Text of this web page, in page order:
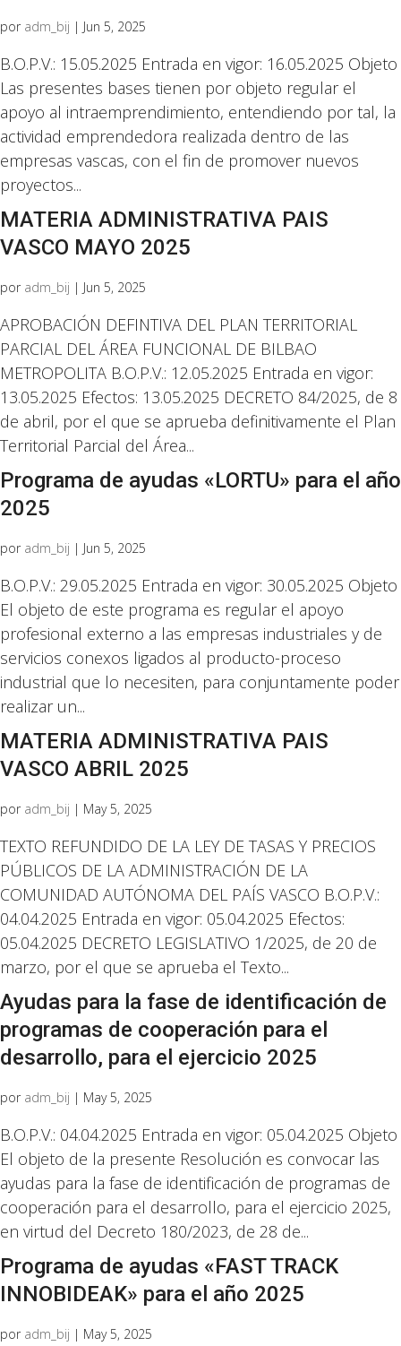
por adm_bij | Jun 5, 2025
B.O.P.V.: 15.05.2025 Entrada en vigor: 16.05.2025 Objeto
Las presentes bases tienen por objeto regular el
apoyo al intraemprendimiento, entendiendo por tal, la
actividad emprendedora realizada dentro de las
empresas vascas, con el fin de promover nuevos
proyectos...
MATERIA ADMINISTRATIVA PAIS
VASCO MAYO 2025
por adm_bij | Jun 5, 2025
APROBACIÓN DEFINTIVA DEL PLAN TERRITORIAL
PARCIAL DEL ÁREA FUNCIONAL DE BILBAO
METROPOLITA B.O.P.V.: 12.05.2025 Entrada en vigor:
13.05.2025 Efectos: 13.05.2025 DECRETO 84/2025, de 8
de abril, por el que se aprueba definitivamente el Plan
Territorial Parcial del Área...
Programa de ayudas «LORTU» para el año
2025
por adm_bij | Jun 5, 2025
B.O.P.V.: 29.05.2025 Entrada en vigor: 30.05.2025 Objeto
El objeto de este programa es regular el apoyo
profesional externo a las empresas industriales y de
servicios conexos ligados al producto-proceso
industrial que lo necesiten, para conjuntamente poder
realizar un...
MATERIA ADMINISTRATIVA PAIS
VASCO ABRIL 2025
por adm_bij | May 5, 2025
TEXTO REFUNDIDO DE LA LEY DE TASAS Y PRECIOS
PÚBLICOS DE LA ADMINISTRACIÓN DE LA
COMUNIDAD AUTÓNOMA DEL PAÍS VASCO B.O.P.V.:
04.04.2025 Entrada en vigor: 05.04.2025 Efectos:
05.04.2025 DECRETO LEGISLATIVO 1/2025, de 20 de
marzo, por el que se aprueba el Texto...
Ayudas para la fase de identificación de
programas de cooperación para el
desarrollo, para el ejercicio 2025
por adm_bij | May 5, 2025
B.O.P.V.: 04.04.2025 Entrada en vigor: 05.04.2025 Objeto
El objeto de la presente Resolución es convocar las
ayudas para la fase de identificación de programas de
cooperación para el desarrollo, para el ejercicio 2025,
en virtud del Decreto 180/2023, de 28 de...
Programa de ayudas «FAST TRACK
INNOBIDEAK» para el año 2025
por adm_bij | May 5, 2025